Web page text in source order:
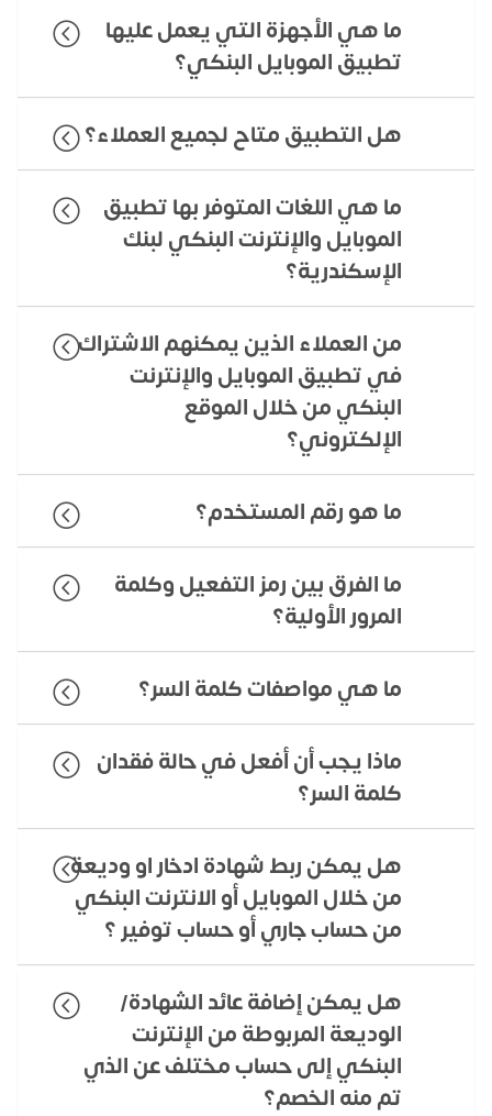
ما هي الأجهزة التي يعمل عليها
تطبيق الموبايل البنكي؟
هل التطبيق متاح لجميع العملاء؟
ما هي اللغات المتوفر بها تطبيق
الموبايل والإنترنت البنكي لبنك
الإسكندرية؟
من العملاء الذين يمكنهم الاشتراك
في تطبيق الموبايل والإنترنت
البنكي من خلال الموقع
الإلكتروني؟
ما هو رقم المستخدم؟
ما الفرق بين رمز التفعيل وكلمة
المرور الأولية؟
ما هي مواصفات كلمة السر؟
ماذا يجب أن أفعل في حالة فقدان
كلمة السر؟
هل يمكن ربط شهادة ادخار او وديعة
من خلال الموبايل أو الانترنت البنكي
من حساب جاري أو حساب توفير ؟
هل يمكن إضافة عائد الشهادة/
الوديعة المربوطة من الإنترنت
البنكي إلى حساب مختلف عن الذي
تم منه الخصم؟